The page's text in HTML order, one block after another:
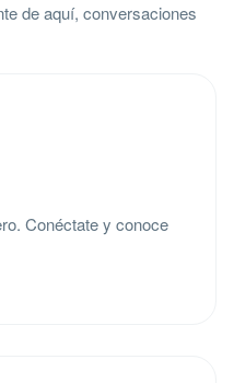
de aquí, conversaciones
Conéctate y conoce